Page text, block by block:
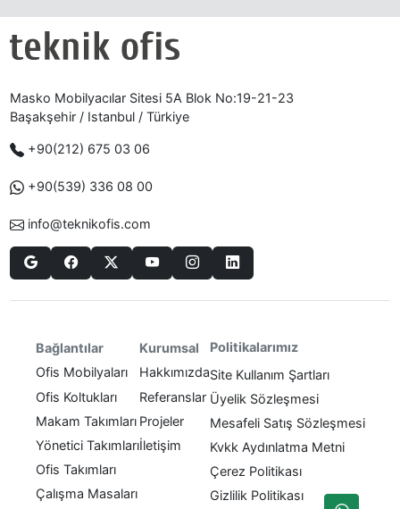
Masko Mobilyacılar Sitesi 5A Blok No:19-21-23
Başakşehir / Istanbul / Türkiye
+90(212) 675 03 06
+90(539) 336 08 00
info@teknikofis.com
Bağlantılar
Ofis Mobilyaları
Ofis Koltukları
Makam Takımları
Yönetici Takımları
Ofis Takımları
Çalışma Masaları
Kurumsal
Hakkımızda
Referanslar
Projeler
İletişim
Politikalarımız
Site Kullanım Şartları
Üyelik Sözleşmesi
Mesafeli Satış Sözleşmesi
Kvkk Aydınlatma Metni
Çerez Politikası
Gizlilik Politikası